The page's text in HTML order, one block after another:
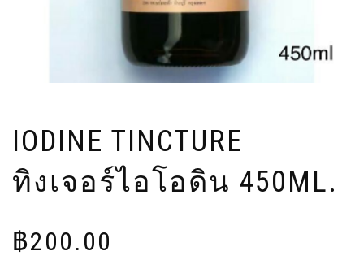
IODINE TINCTURE
ทิงเจอร์ไอโอดิน 450ML.
฿200.00